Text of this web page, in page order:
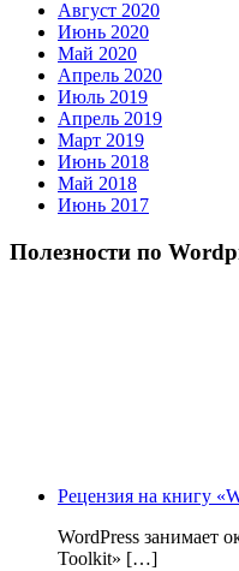
Август 2020
Июнь 2020
Май 2020
Апрель 2020
Июль 2019
Апрель 2019
Март 2019
Июнь 2018
Май 2018
Июнь 2017
Полезности по
Рецензия на книгу
WordPress занимает
Toolkit» […]